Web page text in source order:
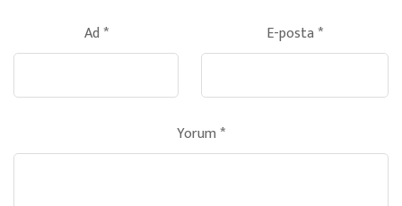
Ad* E-posta*
Yorum*